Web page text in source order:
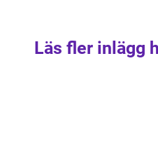
Läs fler inlägg